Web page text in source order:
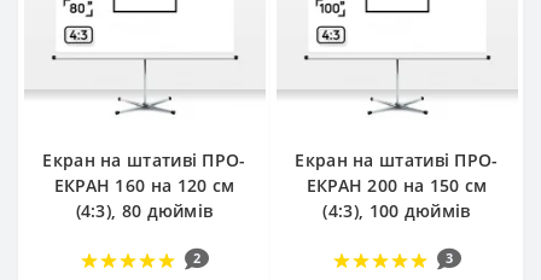
Екран на штативі ПРО-
ЕКРАН 160 на 120 см
(4:3), 80 дюймів
2
Екран на штативі ПРО-
ЕКРАН 200 на 150 см
(4:3), 100 дюймів
3